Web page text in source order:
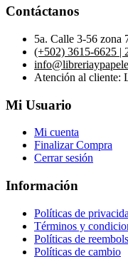
Contáctanos
5a. Calle 3-56 zona
(+502) 3615-6625 |
Atención al cliente:
Mi Usuario
Mi cuenta
Finalizar Compra
Cerrar sesión
Información
Políticas de
Términos y
Políticas de
Políticas de cambio